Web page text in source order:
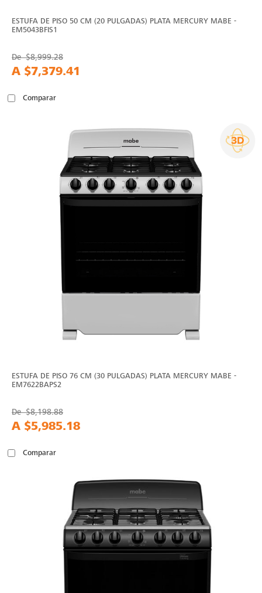
ESTUFA DE PISO 50 CM (20 PULGADAS) PLATA MERCURY MABE -
EM5043BFIS1
De$8,999.28
A $7,379.41
Comparar
ESTUFA DE PISO 76 CM (30 PULGADAS) PLATA MERCURY MABE -
EM7622BAPS2
De$8,198.88
A $5,985.18
Comparar